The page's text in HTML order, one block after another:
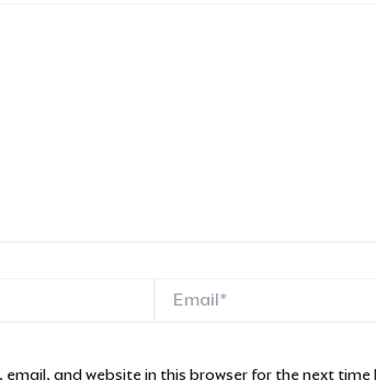
email, and website in this browser for the next time